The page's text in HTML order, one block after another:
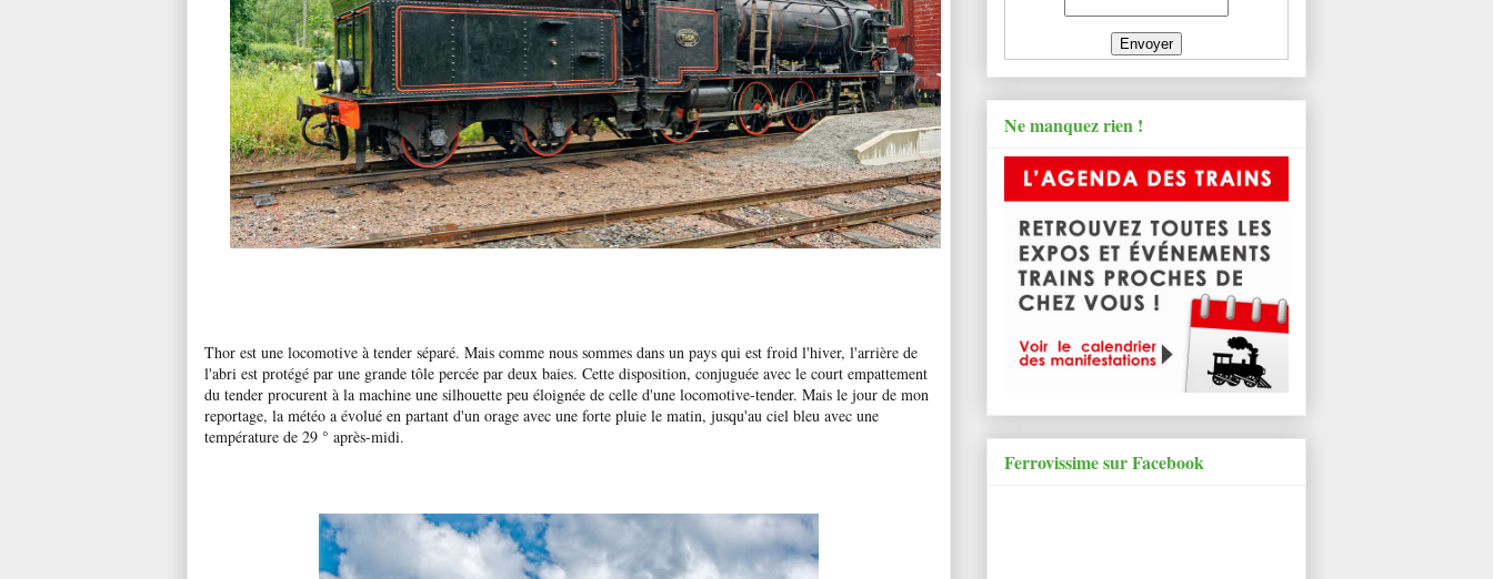
Thor est une locomotive à tender séparé. Mais comme nous sommes dans un pays qui est froid l'hiver, l'arrière de
l'abri est protégé par une grande tôle percée par deux baies. Cette disposition, conjuguée avec le court empattement
du tender procurent à la machine une silhouette peu éloignée de celle d'une locomotive-tender. Mais le jour de mon
reportage, la météo a évolué en partant d'un orage avec une forte pluie le matin, jusqu'au ciel bleu avec une
température de 29 ° après-midi.
Ne manquez rien !
Ferrovissime sur Facebook